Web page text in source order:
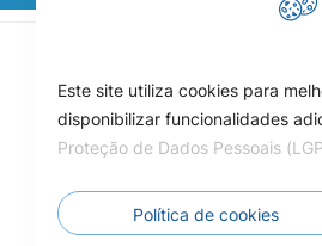
Fale
Horário
7h às
3525-
Este site utiliza cookies para
disponibilizar funcionalidades
Proteção de Dados Pessoais
Política de cookies